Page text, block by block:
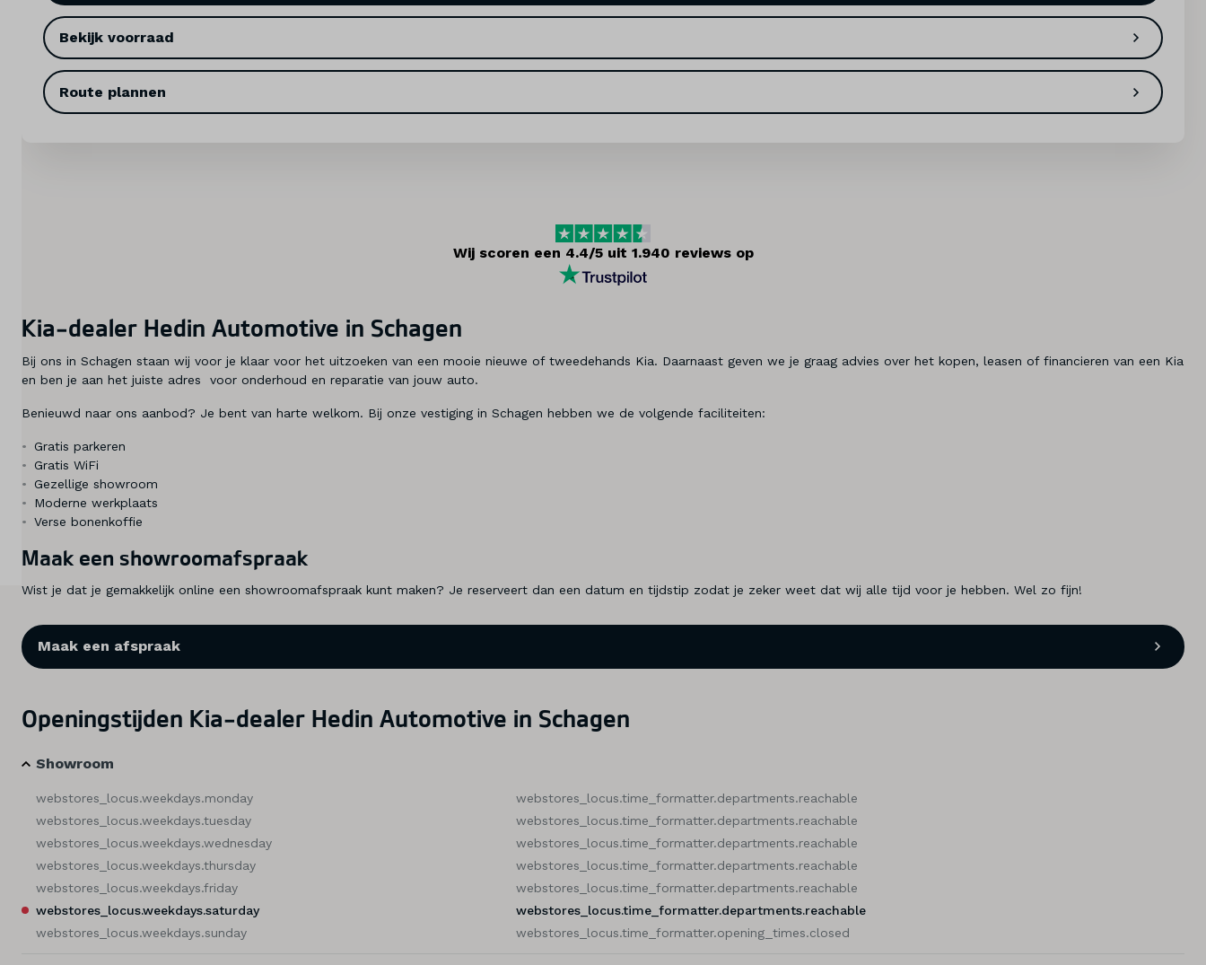
Service & onderhoud
Diensten
Vestigingen
Merken
Diensten
Over ons
Kennis & advies
Land
Taal
Nederlands
Bekijk voorraad
Route plannen
Wij scoren een 4.4/5 uit 1.940 reviews op
Kia-dealer Hedin Automotive in Schagen
Bij ons in Schagen staan wij voor je klaar voor het uitzoeken van een mooie nieuwe of tweedehands Kia. Daarnaast geven we je graag advies over het kopen, leasen of financieren van een Kia
en ben je aan het juiste adres voor onderhoud en reparatie van jouw auto.
Benieuwd naar ons aanbod? Je bent van harte welkom. Bij onze vestiging in Schagen hebben we de volgende faciliteiten:
Gratis parkeren
Gratis WiFi
Gezellige showroom
Moderne werkplaats
Verse bonenkoffie
Maak een showroomafspraak
Wist je dat je gemakkelijk online een showroomafspraak kunt maken? Je reserveert dan een datum en tijdstip zodat je zeker weet dat wij alle tijd voor je hebben. Wel zo fijn!
Maak een afspraak
Openingstijden Kia-dealer Hedin Automotive in Schagen
Showroom
webstores_locus.weekdays.monday
webstores_locus.time_formatter.departments.reachable
webstores_locus.weekdays.tuesday
webstores_locus.time_formatter.departments.reachable
webstores_locus.weekdays.wednesday
webstores_locus.time_formatter.departments.reachable
webstores_locus.weekdays.thursday
webstores_locus.time_formatter.departments.reachable
webstores_locus.weekdays.friday
webstores_locus.time_formatter.departments.reachable
webstores_locus.weekdays.saturday
webstores_locus.time_formatter.departments.reachable
webstores_locus.weekdays.sunday
webstores_locus.time_formatter.opening_times.closed